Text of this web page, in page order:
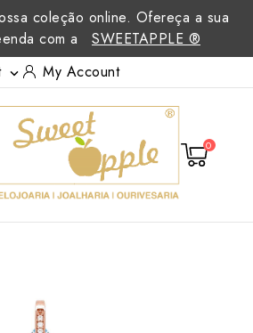
coleção online. Ofereça a sua
com a
SWEETAPPLE ®
 My Account
0